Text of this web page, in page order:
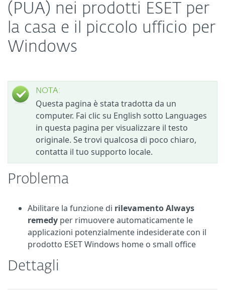
(PUA) nei prodotti ESET per
la casa e il piccolo ufficio per
Windows
NOTA:
Questa pagina è stata tradotta da un
computer. Fai clic su English sotto Languages
in questa pagina per visualizzare il testo
originale. Se trovi qualcosa di poco chiaro,
contatta il tuo supporto locale.
Problema
Abilitare la funzione di rilevamento Always
remedy per rimuovere automaticamente le
applicazioni potenzialmente indesiderate con il
prodotto ESET Windows home o small office
Dettagli